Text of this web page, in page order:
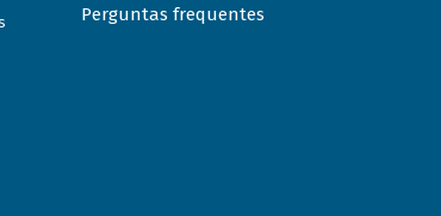
Perguntas frequentes